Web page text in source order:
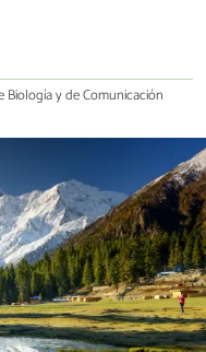
Biología y de Comunicación